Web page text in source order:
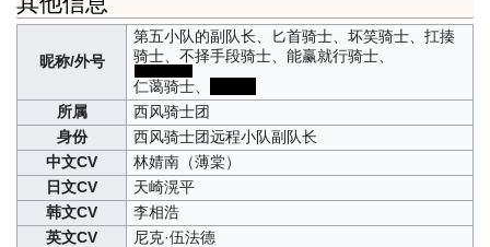
昵称/外号
第五小队的副队长、匕首骑士、坏笑骑士、扛揍
骑士、不择手段骑士、能赢就行骑士、
仁蔼骑士、
所属
西风骑士团
身份
西风骑士团远程小队副队长
中文CV
林婧南（薄棠）
日文CV
天崎滉平
韩文CV
李相浩
英文CV
尼克·伍法德